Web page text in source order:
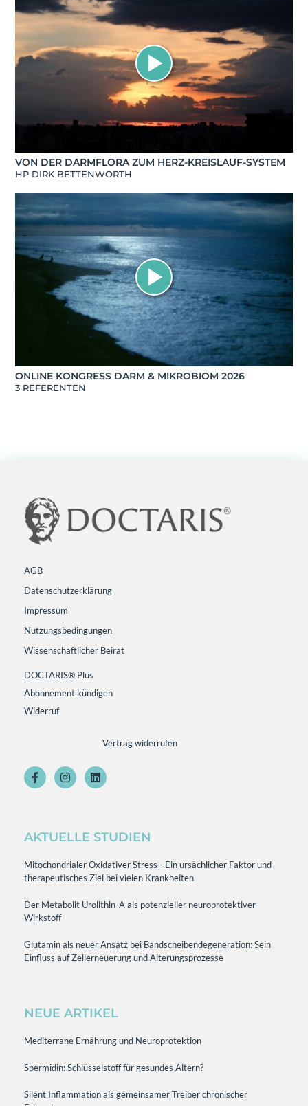
VON DER DARMFLORA ZUM HERZ-KREISLAUF-SYSTEM
HP DIRK BETTENWORTH
ONLINE KONGRESS DARM & MIKROBIOM 2026
3 REFERENTEN
AGB
Datenschutzerklärung
Impressum
Nutzungsbedingungen
Wissenschaftlicher Beirat
DOCTARIS® Plus
Abonnement kündigen
Widerruf
Vertrag widerrufen
AKTUELLE STUDIEN
Mitochondrialer Oxidativer Stress - Ein ursächlicher Faktor und
therapeutisches Ziel bei vielen Krankheiten
Der Metabolit Urolithin-A als potenzieller neuroprotektiver
Wirkstoff
Glutamin als neuer Ansatz bei Bandscheibendegeneration: Sein
Einfluss auf Zellerneuerung und Alterungsprozesse
NEUE ARTIKEL
Mediterrane Ernährung und Neuroprotektion
Spermidin: Schlüsselstoff für gesundes Altern?
Silent Inflammation als gemeinsamer Treiber chronischer